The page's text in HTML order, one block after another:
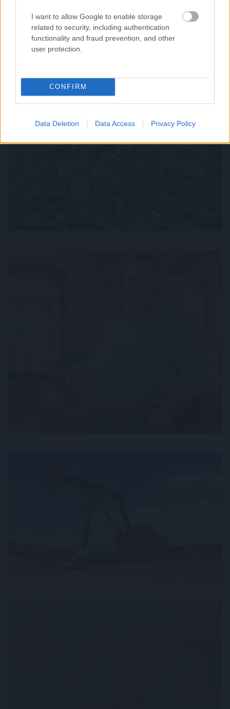
I want to allow Google to enable storage
related to security, including authentication
functionality and fraud prevention, and other
user protection.
CONFIRM
Data Deletion Data Access Privacy Policy
Megérkezett az eső a Duna vízgyűjtőjére